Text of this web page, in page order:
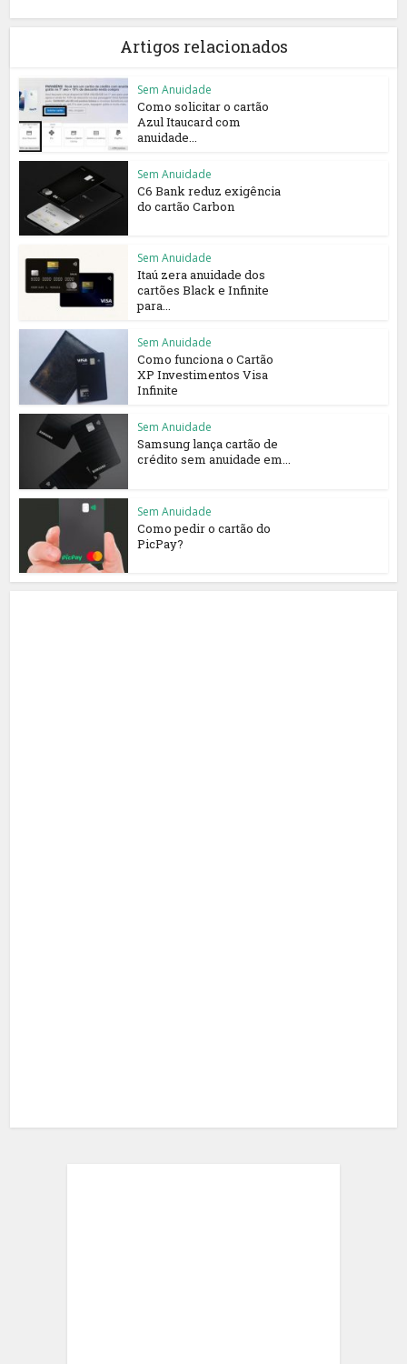
Artigos relacionados
Sem Anuidade
Como solicitar o cartão
Azul Itaucard com
anuidade...
Sem Anuidade
C6 Bank reduz exigência
do cartão Carbon
Sem Anuidade
Itaú zera anuidade dos
cartões Black e Infinite
para...
Sem Anuidade
Como funciona o Cartão
XP Investimentos Visa
Infinite
Sem Anuidade
Samsung lança cartão de
crédito sem anuidade em...
Sem Anuidade
Como pedir o cartão do
PicPay?